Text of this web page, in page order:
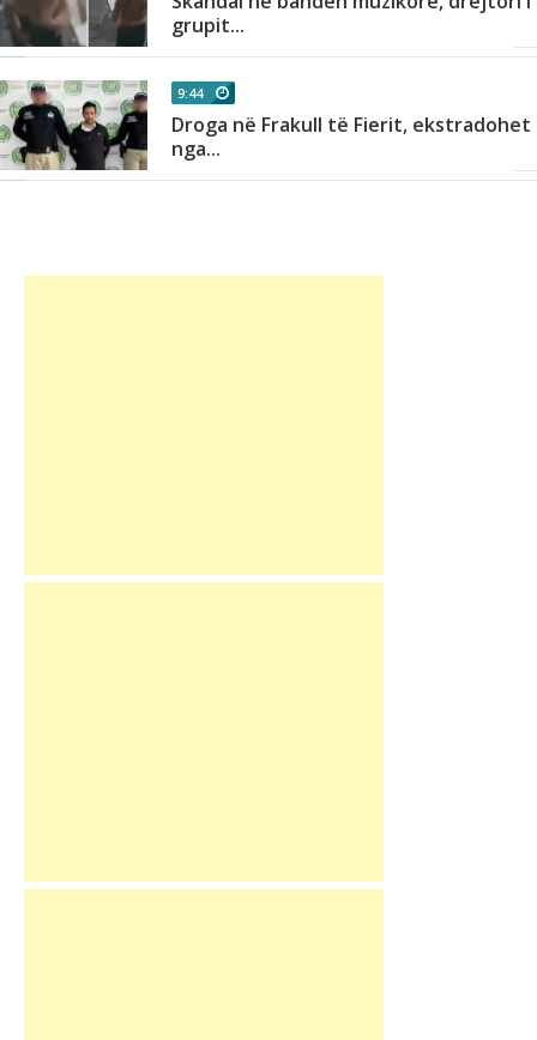
grupit...
9:44
Droga në Frakull të Fierit, ekstradohet
nga...